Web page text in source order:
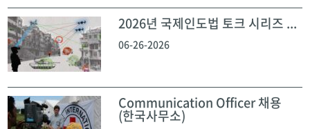
2026년 국제인도법 토크 시리즈 ...
06-26-2026
Communication Officer 채용
(한국사무소)